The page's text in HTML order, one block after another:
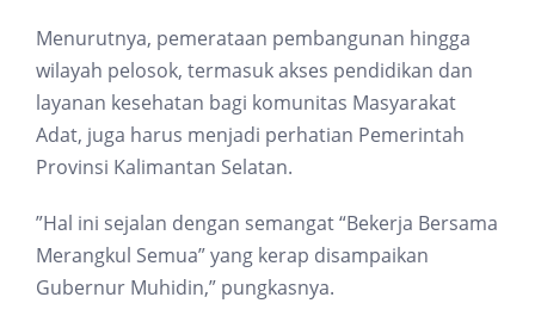
Menurutnya, pemerataan pembangunan hingga
wilayah pelosok, termasuk akses pendidikan dan
layanan kesehatan bagi komunitas Masyarakat
Adat, juga harus menjadi perhatian Pemerintah
Provinsi Kalimantan Selatan.
”Hal ini sejalan dengan semangat “Bekerja Bersama
Merangkul Semua” yang kerap disampaikan
Gubernur Muhidin,” pungkasnya.